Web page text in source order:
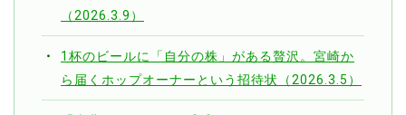
（2026.3.9）
1杯のビールに「自分の株」がある贅沢。宮崎か
ら届くホップオーナーという招待状（2026.3.5）